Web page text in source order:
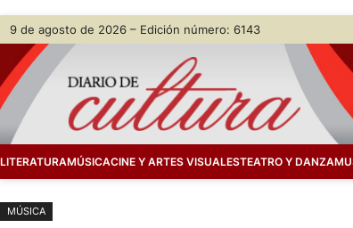
Saltar
contenido
Skip
content
9 de agosto de 2026 – Edición número: 6143
LITERATURAMÚSICACINE Y ARTES VISUALESTEATRO Y DANZA
MÚSICA